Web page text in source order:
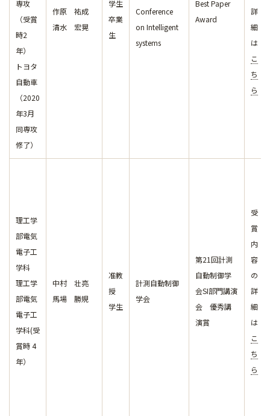
専攻
（受賞
時2
年）
トヨタ
自動車
（2020
年3月
同専攻
修了）
作原 祐成
清水 宏晃
学生
卒業
生
Conference
on Intelligent
systems
Best Paper
Award
詳
細
は
こ
ち
ら
理工学
部電気
電子工
学科
理工学
部電気
電子工
学科(受
賞時 4
年）
中村 壮亮
馬場 勝規
准教
授
学生
計測自動制御
学会
第21回計測
自動制御学
会SI部門講演
会 優秀講
演賞
受
賞
内
容
の
詳
細
は
こ
ち
ら